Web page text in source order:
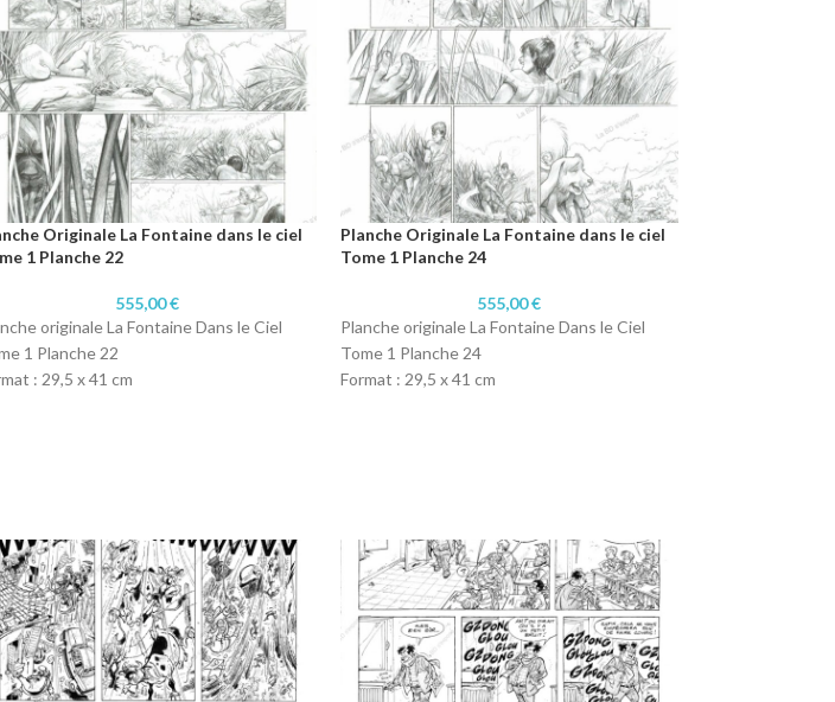
Originale La Fontaine dans le ciel
1 Planche 22
555,00€
originale La Fontaine Dans le Ciel
1 Planche 22
: 29,5 x 41 cm
Planche Originale La Fontaine dans le ciel
Tome 1 Planche 24
555,00€
Planche originale La Fontaine Dans le Ciel
Tome 1 Planche 24
Format : 29,5 x 41 cm